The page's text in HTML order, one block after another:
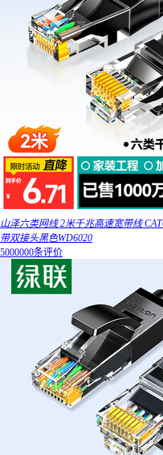
山泽六类网线 2米千兆高速宽带线
带双接头黑色WD6020
5000000条评价